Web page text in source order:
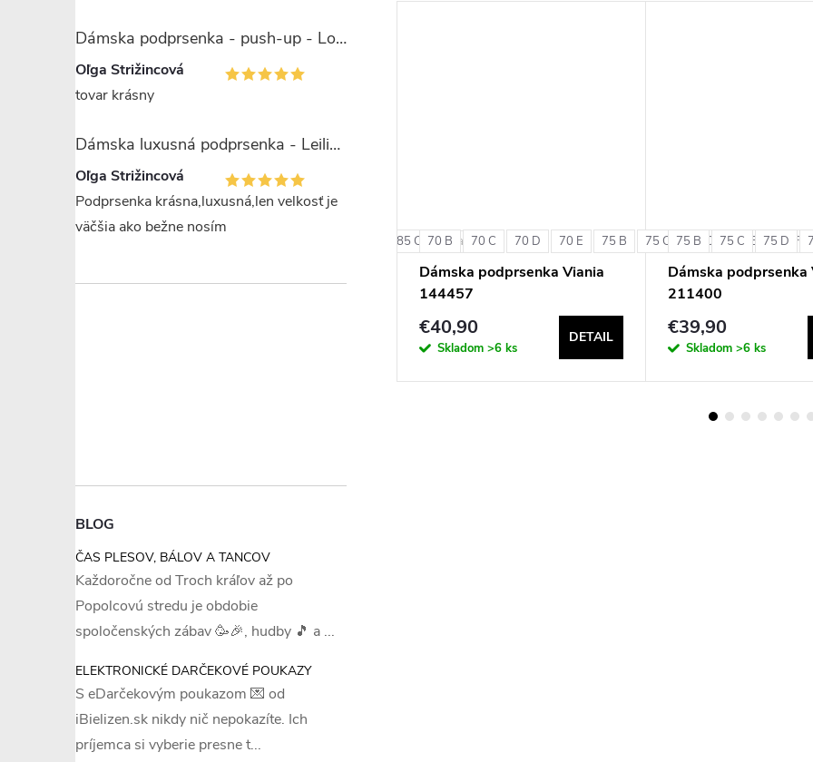
Dámska podprsenka - push-up - Lormar Saten Soft up
Oľga Strižincová
tovar krásny
Dámska luxusná podprsenka - Leilieve 7743
Oľga Strižincová
Podprsenka krásna,luxusná,len velkosť je
väčšia ako bežne nosím
BLOG
ČAS PLESOV, BÁLOV A TANCOV
Každoročne od Troch kráľov až po
Popolcovú stredu je obdobie
spoločenských zábav 🥳🎉, hudby 🎵 a ...
ELEKTRONICKÉ DARČEKOVÉ POUKAZY
S eDarčekovým poukazom 💌 od
iBielizen.sk nikdy nič nepokazíte. Ich
príjemca si vyberie presne t...
–14 % –18 %
85 C + ďalšie
70 B 70 C 70 D 70 E 75 B 75 C 75 D 75 E 75 F
Dámska podprsenka Viania
144457
€40,90
Skladom >6 ks
DETAIL
75 B 75 C 75 D
Dámska podprsenka
211400
€39,90
Skladom >6 ks